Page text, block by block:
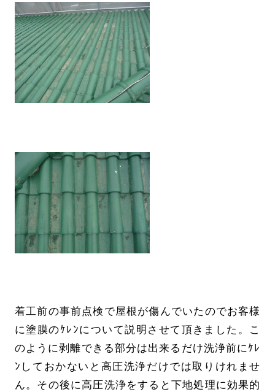
着工前の事前点検で屋根が傷んでいたのでお客様
に塗膜のｹﾚﾝについて説明させて頂きました。こ
のように剥離できる部分は出来るだけ洗浄前にｹﾚ
ﾝしておかないと高圧洗浄だけでは取りけれませ
ん。その後に高圧洗浄をすると下地処理に効果的